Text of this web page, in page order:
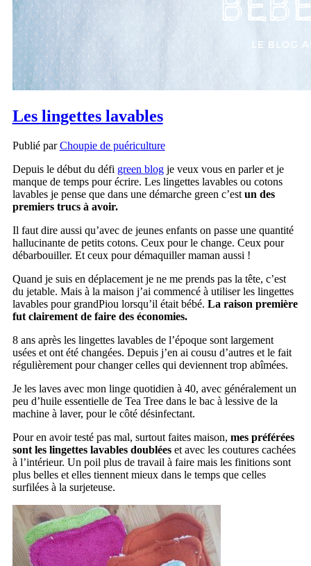
Les lingettes lavables
Publié parChoupie de puériculture
Depuis le début du défi green blogje veux vous en parler et je
manque de temps pour écrire. Les lingettes lavables ou cotons
lavables je pense que dans une démarche green c’est un des
premiers trucs à avoir.
Il faut dire aussi qu’avec de jeunes enfants on passe une quantité
hallucinante de petits cotons. Ceux pour le change. Ceux pour
débarbouiller. Et ceux pour démaquiller maman aussi !
Quand je suis en déplacement je ne me prends pas la tête, c’est
du jetable. Mais à la maison j’ai commencé à utiliser les lingettes
lavables pour grandPiou lorsqu’il était bébé. La raison première
fut clairement de faire des économies.
8 ans après les lingettes lavables de l’époque sont largement
usées et ont été changées. Depuis j’en ai cousu d’autres et le fait
régulièrement pour changer celles qui deviennent trop abîmées.
Je les laves avec mon linge quotidien à 40, avec généralement un
peu d’huile essentielle de Tea Tree dans le bac à lessive de la
machine à laver, pour le côté désinfectant.
Pour en avoir testé pas mal, surtout faites maison, mes préférées
sont les lingettes lavables doubléeset avec les coutures cachées
à l’intérieur. Un poil plus de travail à faire mais les finitions sont
plus belles et elles tiennent mieux dans le temps que celles
surfilées à la surjeteuse.